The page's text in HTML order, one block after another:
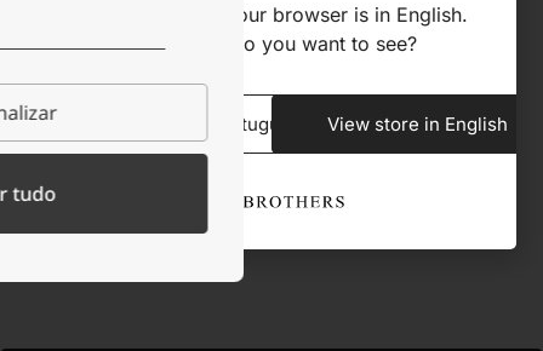
RESISTENTE À OXIDAÇÃO
ACONDICIONAMENTO Bolsa de veludo
Descrição
tudo
We noticed that your browser is in English.
What store do you want to see?
View store in Portuguese View store in English